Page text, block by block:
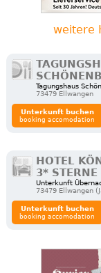
weitere
Tagungshaus
73479 Ellwangen
Unterkunft buchen
booking accomodation
HOTEL
3* STERNE
Unterkunft
73479 Ellwangen
Unterkunft buchen
booking accomodation